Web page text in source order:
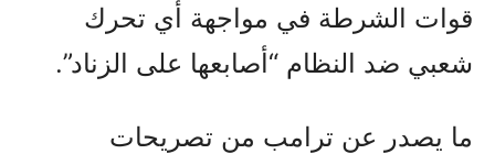
قوات الشرطة في مواجهة أي تحرك
شعبي ضد النظام “أصابعها على الزناد”.
ما يصدر عن ترامب من تصريحات